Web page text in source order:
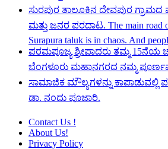
ಸುರಪುರ ತಾಲೂಕಿನ ದೇವಪುರ ಗ್ರಾಮದ
ಮತ್ತು ಜನರ ಪರದಾಟ. The main road
Surapura taluk is in chaos. And
ಪರಮಪೂಜ್ಯ ಶ್ರೀಪಾದರು ತಮ್ಮ 15ನೆಯ
ಬೆಂಗಳೂರು ಮಹಾನಗರದ ನಮ್ಮ
ಸಾಮಾಜಿಕ ಮೌಲ್ಯಗಳನ್ನು ಕಾಪಾಡುವಲ್ಲಿ
ಡಾ. ನಂದು ಪೂಜಾರಿ.
Contact Us !
About Us!
Privacy Policy